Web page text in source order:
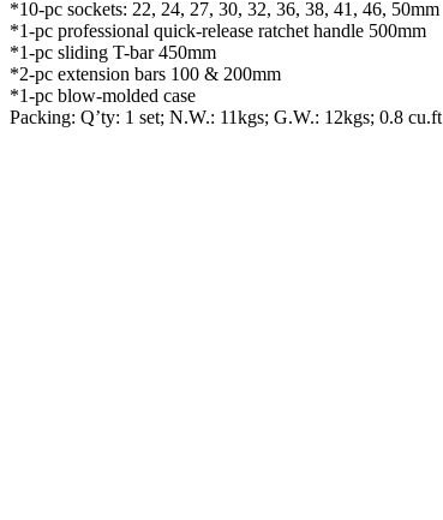
*10-pc sockets: 22, 24, 27, 30, 32, 36, 38, 41, 46, 50mm
*1-pc professional quick-release ratchet handle 500mm
*1-pc sliding T-bar 450mm
*2-pc extension bars 100 & 200mm
*1-pc blow-molded case
Packing: Q’ty: 1 set; N.W.: 11kgs; G.W.: 12kgs; 0.8 cu.ft